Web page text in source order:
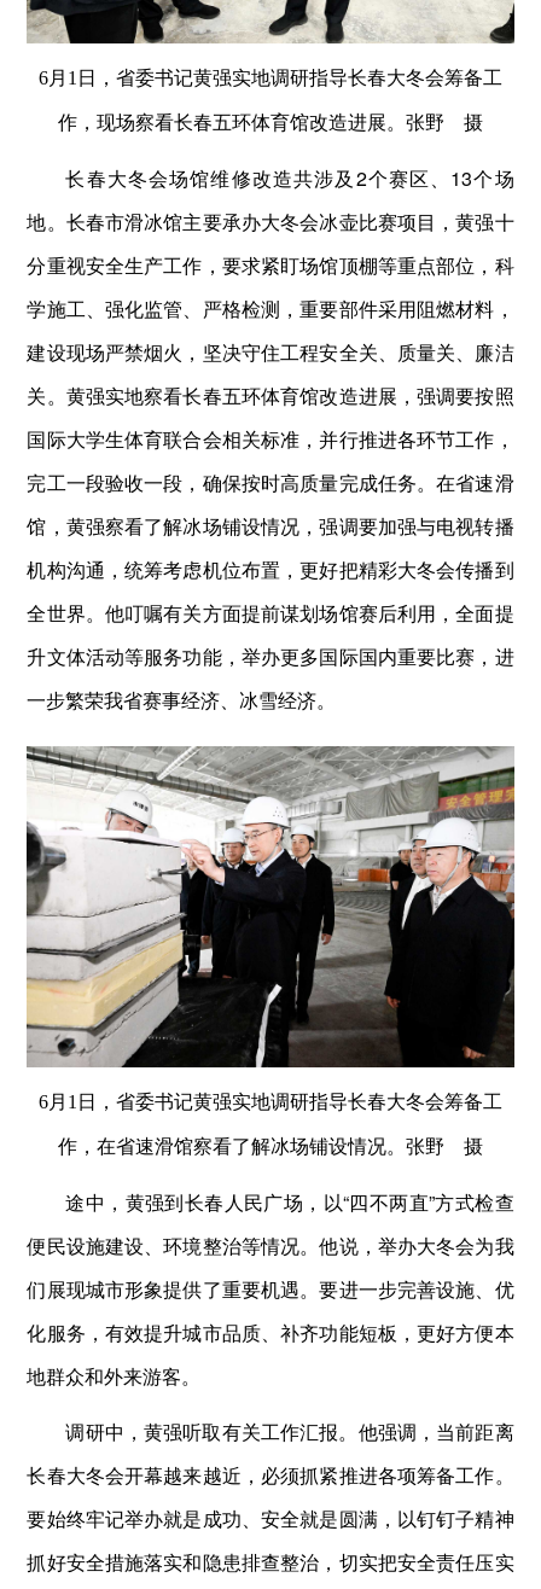
6月1日，省委书记黄强实地调研指导长春大冬会筹备工
作，现场察看长春五环体育馆改造进展。 张野 摄
长春大冬会场馆维修改造共涉及2个赛区、13个场
地。长春市滑冰馆主要承办大冬会冰壶比赛项目，黄强十
分重视安全生产工作，要求紧盯场馆顶棚等重点部位，科
学施工、强化监管、严格检测，重要部件采用阻燃材料，
建设现场严禁烟火，坚决守住工程安全关、质量关、廉洁
关。黄强实地察看长春五环体育馆改造进展，强调要按照
国际大学生体育联合会相关标准，并行推进各环节工作，
完工一段验收一段，确保按时高质量完成任务。在省速滑
馆，黄强察看了解冰场铺设情况，强调要加强与电视转播
机构沟通，统筹考虑机位布置，更好把精彩大冬会传播到
全世界。他叮嘱有关方面提前谋划场馆赛后利用，全面提
升文体活动等服务功能，举办更多国际国内重要比赛，进
一步繁荣我省赛事经济、冰雪经济。
6月1日，省委书记黄强实地调研指导长春大冬会筹备工
作，在省速滑馆察看了解冰场铺设情况。 张野 摄
途中，黄强到长春人民广场，以“四不两直”方式检查
便民设施建设、环境整治等情况。他说，举办大冬会为我
们展现城市形象提供了重要机遇。要进一步完善设施、优
化服务，有效提升城市品质、补齐功能短板，更好方便本
地群众和外来游客。
调研中，黄强听取有关工作汇报。他强调，当前距离
长春大冬会开幕越来越近，必须抓紧推进各项筹备工作。
要始终牢记举办就是成功、安全就是圆满，以钉钉子精神
抓好安全措施落实和隐患排查整治，切实把安全责任压实